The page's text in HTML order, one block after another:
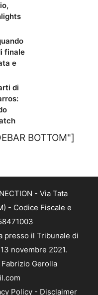
finale
e
di
BOTTOM"]
- Via Tata
- Codice Fiscale e
presso il Tribunale di
novembre 2021.
Gerolla
Policy - Disclaimer